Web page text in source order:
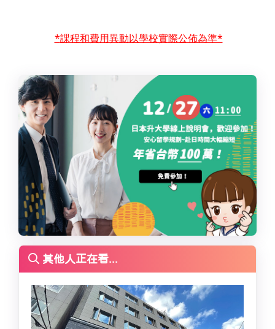
*課程和費用異動以學校實際公佈為準*
其他人正在看...